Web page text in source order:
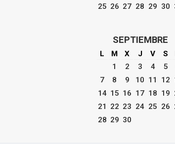
25 26 27 28 29 30
SEPTIEMBRE
L M X J V S
1
2 3 4 5
7
8 9 10 11 12
14 15 16 17 18 19
21 22 23 24 25 26
28 29 30